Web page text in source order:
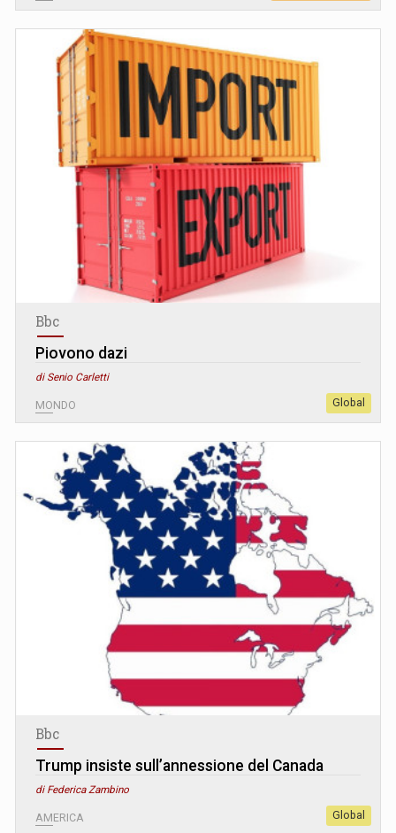
Bbc
Piovono dazi
di Senio Carletti
MONDO Global
Bbc
Trump insiste sull’annessione del Canada
di Federica Zambino
AMERICA Global